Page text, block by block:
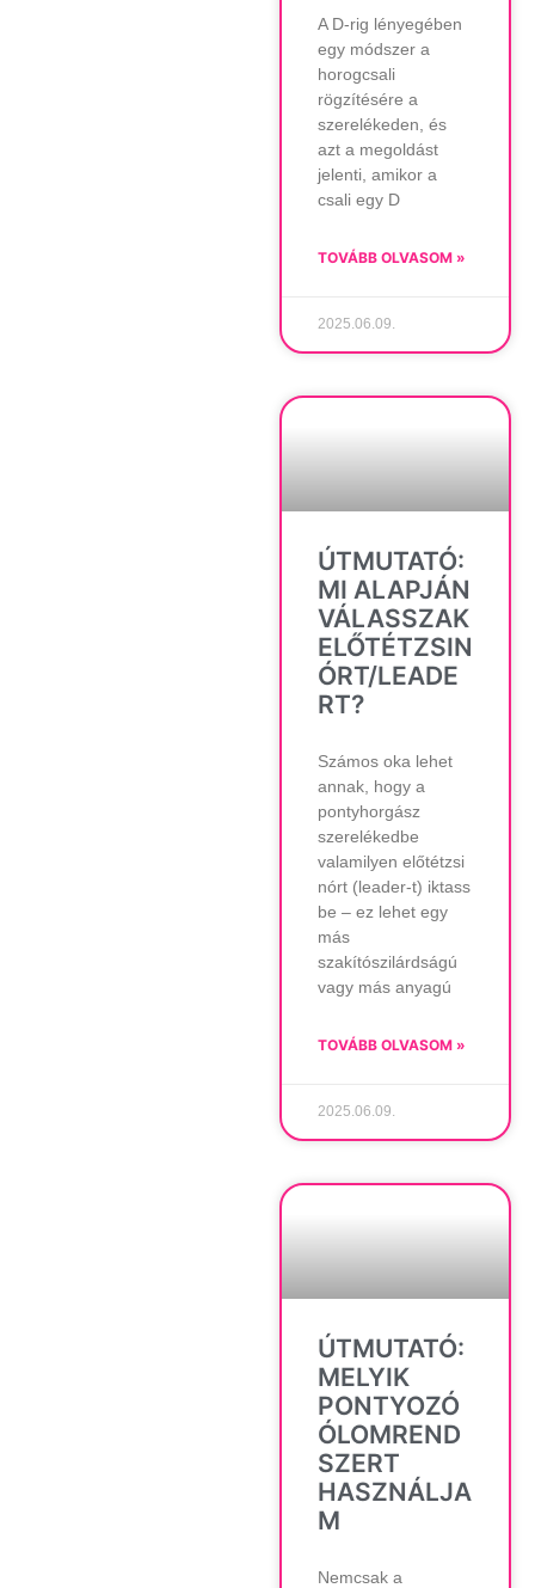
A D-rig lényegében
egy módszer a
horogcsali
rögzítésére a
szerelékeden, és
azt a megoldást
jelenti, amikor a
csali egy D
TOVÁBB OLVASOM »
2025.06.09.
ÚTMUTATÓ:
MI ALAPJÁN
VÁLASSZAK
ELŐTÉTZSIN
ÓRT/LEADE
RT?
Számos oka lehet
annak, hogy a
pontyhorgász
szerelékedbe
valamilyen előtétzsi
nórt (leader-t) iktass
be – ez lehet egy
más
szakítószilárdságú
vagy más anyagú
TOVÁBB OLVASOM »
2025.06.09.
ÚTMUTATÓ:
MELYIK
PONTYOZÓ
ÓLOMREND
SZERT
HASZNÁLJA
M
Nemcsak a